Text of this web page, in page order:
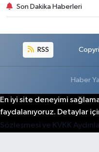
Son Dakika Haberleri
RSS
Haber
En iyi site deneyimi
faydalanıyoruz. Detaylar
Sözleşmesi ve KVKK